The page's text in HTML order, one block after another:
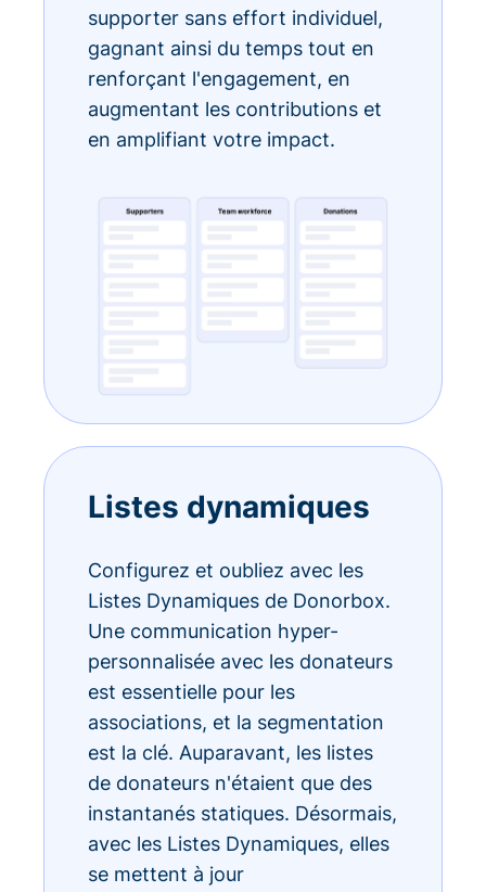
supporter sans effort individuel,
gagnant ainsi du temps tout en
renforçant l'engagement, en
augmentant les contributions et
en amplifiant votre impact.
Listes dynamiques
Configurez et oubliez avec les
Listes Dynamiques de Donorbox.
Une communication hyper-
personnalisée avec les donateurs
est essentielle pour les
associations, et la segmentation
est la clé. Auparavant, les listes
de donateurs n'étaient que des
instantanés statiques. Désormais,
avec les Listes Dynamiques, elles
se mettent à jour